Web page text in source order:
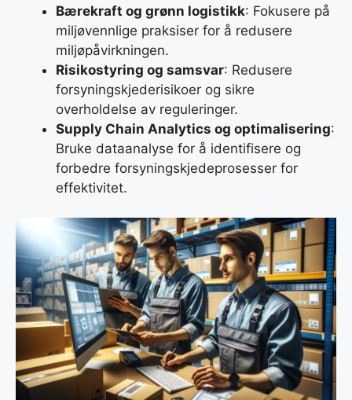
Bærekraft og grønn logistikk: Fokusere på
miljøvennlige praksiser for å redusere
miljøpåvirkningen.
Risikostyring og samsvar: Redusere
forsyningskjederisikoer og sikre
overholdelse av reguleringer.
Supply Chain Analytics og optimalisering:
Bruke dataanalyse for å identifisere og
forbedre forsyningskjedeprosesser for
effektivitet.